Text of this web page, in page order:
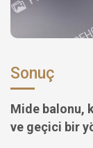
Sonuç
Mide balonu,
ve geçici bir